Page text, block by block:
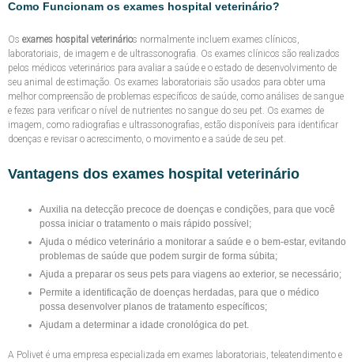
Como Funcionam os exames hospital veterinário?
Os exames hospital veterinários normalmente incluem exames clínicos,
laboratoriais, de imagem e de ultrassonografia. Os exames clínicos são realizados
pelos médicos veterinários para avaliar a saúde e o estado de desenvolvimento de
seu animal de estimação. Os exames laboratoriais são usados para obter uma
melhor compreensão de problemas específicos de saúde, como análises de sangue
e fezes para verificar o nível de nutrientes no sangue do seu pet. Os exames de
imagem, como radiografias e ultrassonografias, estão disponíveis para identificar
doenças e revisar o acrescimento, o movimento e a saúde de seu pet.
Vantagens dos exames hospital veterinário
Auxilia na detecção precoce de doenças e condições, para que você
possa iniciar o tratamento o mais rápido possível;
Ajuda o médico veterinário a monitorar a saúde e o bem-estar, evitando
problemas de saúde que podem surgir de forma súbita;
Ajuda a preparar os seus pets para viagens ao exterior, se necessário;
Permite a identificação de doenças herdadas, para que o médico
possa desenvolver planos de tratamento específicos;
Ajudam a determinar a idade cronológica do pet.
A Polivet é uma empresa especializada em exames laboratoriais, teleatendimento e